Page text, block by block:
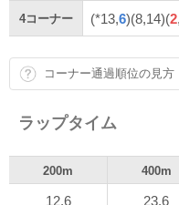
4コーナー (*13,6)(8,14)(2
コーナー通過順位の見方
ラップタイム
200m 400m
12.6 23.6